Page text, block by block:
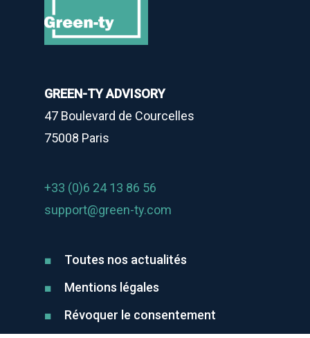
GREEN-TY ADVISORY
47 Boulevard de Courcelles
75008 Paris
+33 (0)6 24 13 86 56
support@green-ty.com
Toutes nos actualités
Mentions légales
Révoquer le consentement